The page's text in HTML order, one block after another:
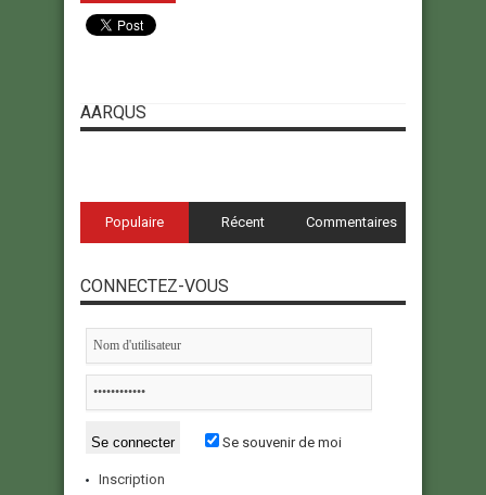
AARQUS
Populaire Récent Commentaires
CONNECTEZ-VOUS
Se souvenir de moi
Inscription